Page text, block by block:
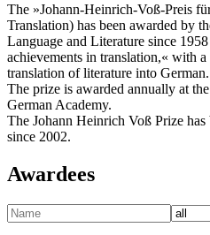
The »Johann-Heinrich-Voß-Preis
Translation) has been awarded by
Language and Literature since
achievements in translation,« with
translation of literature into German.
The prize is awarded annually at
German Academy.
The Johann Heinrich Voß Prize
since 2002.
Awardees